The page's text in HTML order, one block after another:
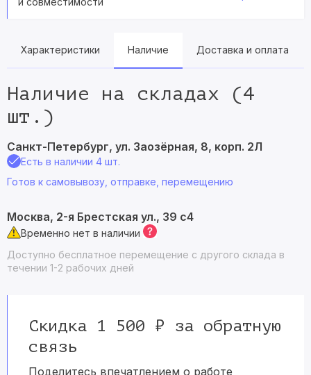
Характеристики Наличие Доставка и оплата
Наличие на складах (4
шт.)
Санкт-Петербург, ул. Заозёрная, 8, корп. 2Л
Есть в наличии 4 шт.
Готов к самовывозу, отправке, перемещению
Москва, 2-я Брестская ул., 39 с4
Временно нет в наличии
Доступно бесплатное перемещение с другого склада в
течении 1-2 рабочих дней
Скидка 1 500 ₽ за обратную
связь
Поделитесь впечатлением о работе